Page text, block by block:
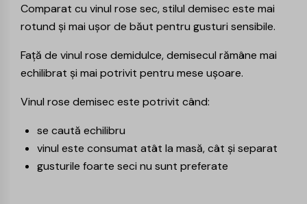
Comparat cu vinul rose sec, stilul demisec este mai
rotund și mai ușor de băut pentru gusturi sensibile.
Față de vinul rose demidulce, demisecul rămâne mai
echilibrat și mai potrivit pentru mese ușoare.
Vinul rose demisec este potrivit când:
se caută echilibru
vinul este consumat atât la masă, cât și separat
gusturile foarte seci nu sunt preferate